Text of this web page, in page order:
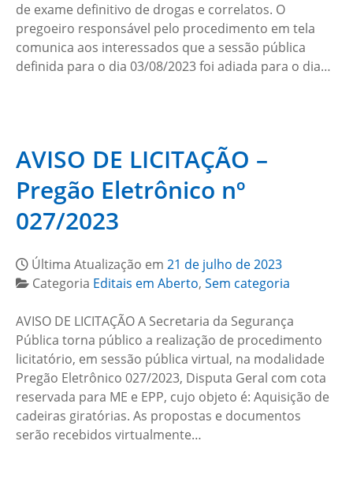
de exame definitivo de drogas e correlatos. O
pregoeiro responsável pelo procedimento em tela
comunica aos interessados que a sessão pública
definida para o dia 03/08/2023 foi adiada para o dia…
AVISO DE LICITAÇÃO –
Pregão Eletrônico nº
027/2023
Última Atualização em 21 de julho de 2023
Categoria Editais em Aberto, Sem categoria
AVISO DE LICITAÇÃO A Secretaria da Segurança
Pública torna público a realização de procedimento
licitatório, em sessão pública virtual, na modalidade
Pregão Eletrônico 027/2023, Disputa Geral com cota
reservada para ME e EPP, cujo objeto é: Aquisição de
cadeiras giratórias. As propostas e documentos
serão recebidos virtualmente…